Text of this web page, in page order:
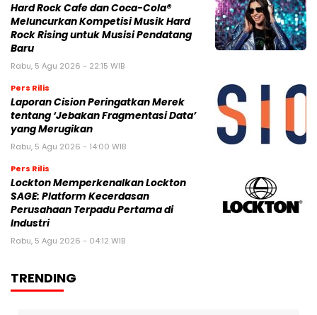
Hard Rock Cafe dan Coca-Cola®
Meluncurkan Kompetisi Musik Hard
Rock Rising untuk Musisi Pendatang
Baru
Rabu, 5 Agu 2026 - 22:15 WIB
Pers Rilis
Laporan Cision Peringatkan Merek
tentang ‘Jebakan Fragmentasi Data’
yang Merugikan
Rabu, 5 Agu 2026 - 14:00 WIB
Pers Rilis
Lockton Memperkenalkan Lockton
SAGE: Platform Kecerdasan
Perusahaan Terpadu Pertama di
Industri
Rabu, 5 Agu 2026 - 04:12 WIB
TRENDING